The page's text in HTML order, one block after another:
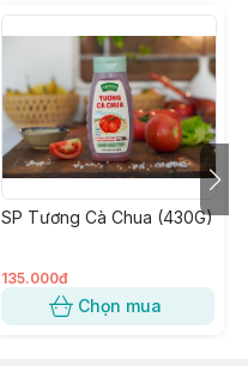
SP Tương Cà Chua (430G)
135.000đ
Chọn mua